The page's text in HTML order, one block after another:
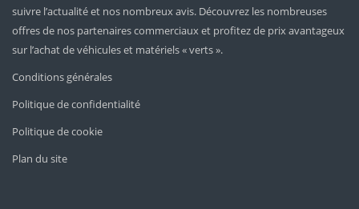
suivre l’actualité et nos nombreux avis. Découvrez les nombreuses
offres de nos partenaires commerciaux et profitez de prix avantageux
sur l’achat de véhicules et matériels « verts ».
Conditions générales
Politique de confidentialité
Politique de cookie
Plan du site